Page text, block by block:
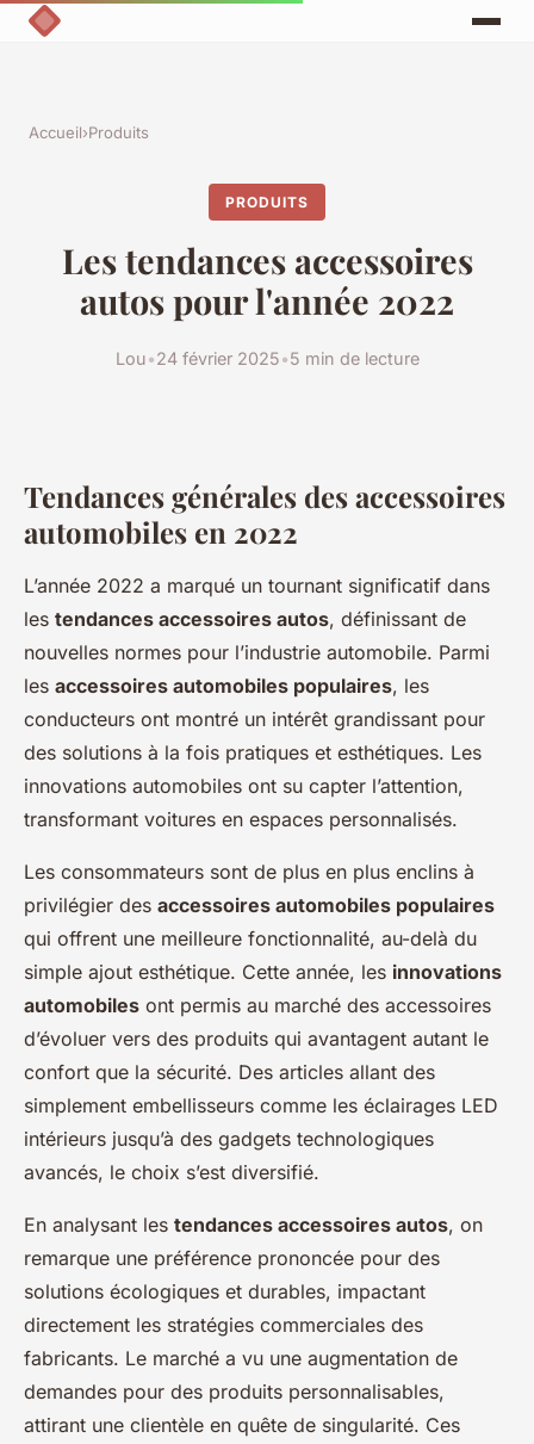
Accueil›Produits
PRODUITS
Les tendances accessoires
autos pour l'année 2022
Lou•24 février 2025•5 min de lecture
Tendances générales des accessoires
automobiles en 2022
L’année 2022 a marqué un tournant significatif dans
les tendances accessoires autos, définissant de
nouvelles normes pour l’industrie automobile. Parmi
les accessoires automobiles populaires, les
conducteurs ont montré un intérêt grandissant pour
des solutions à la fois pratiques et esthétiques. Les
innovations automobiles ont su capter l’attention,
transformant voitures en espaces personnalisés.
Les consommateurs sont de plus en plus enclins à
privilégier des accessoires automobiles populaires
qui offrent une meilleure fonctionnalité, au-delà du
simple ajout esthétique. Cette année, les innovations
automobiles ont permis au marché des accessoires
d’évoluer vers des produits qui avantagent autant le
confort que la sécurité. Des articles allant des
simplement embellisseurs comme les éclairages LED
intérieurs jusqu’à des gadgets technologiques
avancés, le choix s’est diversifié.
En analysant les tendances accessoires autos, on
remarque une préférence prononcée pour des
solutions écologiques et durables, impactant
directement les stratégies commerciales des
fabricants. Le marché a vu une augmentation de
demandes pour des produits personnalisables,
attirant une clientèle en quête de singularité. Ces